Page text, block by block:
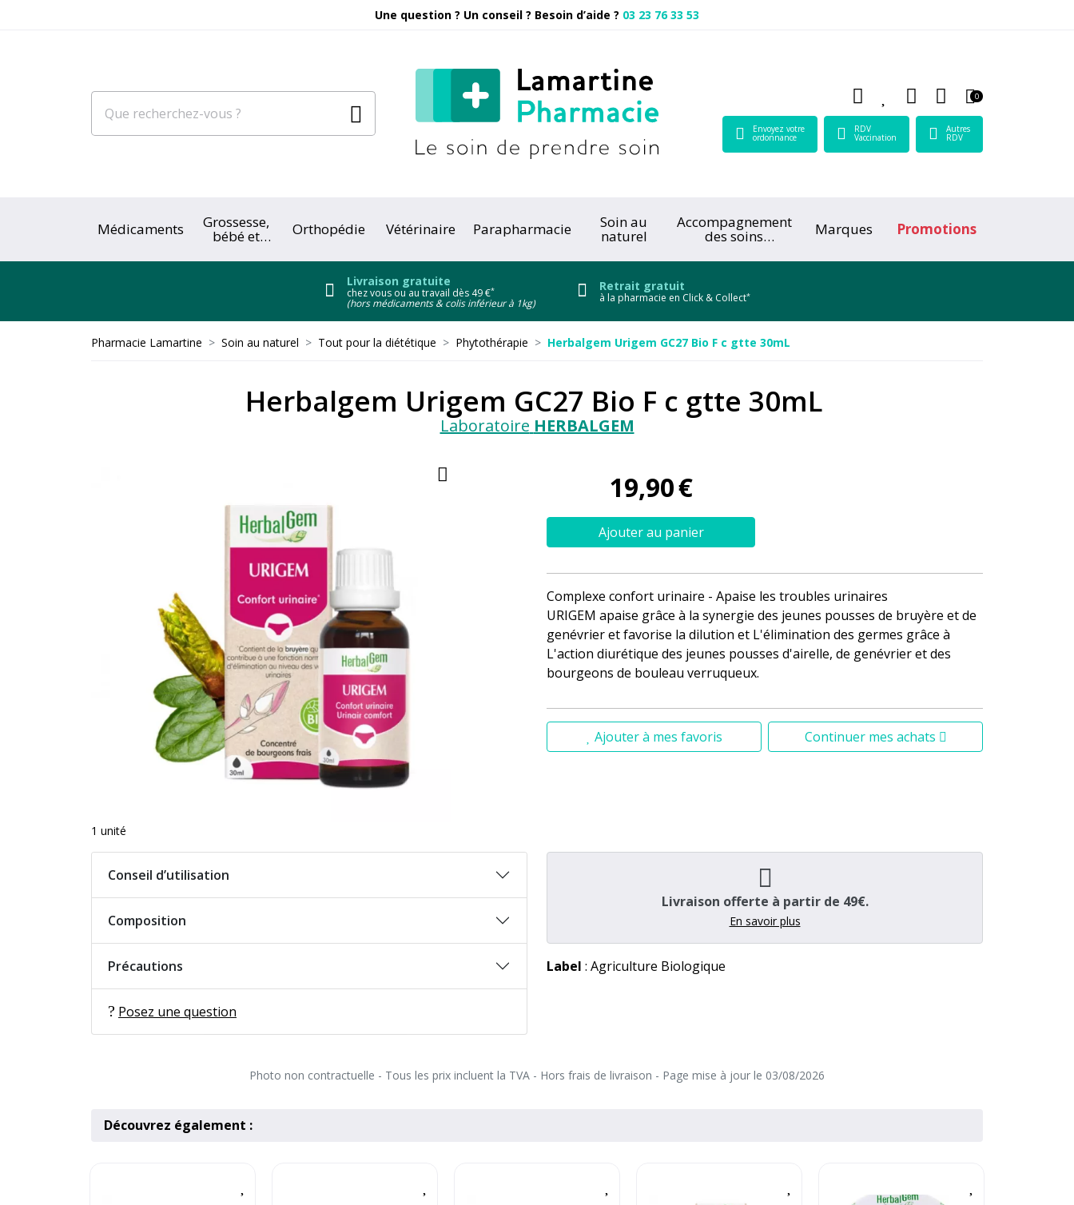
Une question ? Un conseil ? Besoin d’aide ? 03 23 76 33 53
0
Envoyez votre
ordonnance
RDV
Vaccination
Autres
RDV
Médicaments Grossesse,
bébé et Orthopédie Vétérinaire Parapharmacie Soin au
naturel
Accompagnement
des soins Marques Promotions
Livraison gratuite
chez vous ou au travail dès 49 €*
(hors médicaments & colis inférieur à 1kg)
Retrait gratuit
à la pharmacie en Click & Collect*
Pharmacie Lamartine Soin au naturel Tout pour la diététique Phytothérapie Herbalgem Urigem GC27 Bio F c gtte 30mL
Herbalgem Urigem GC27 Bio F c gtte 30mL
Laboratoire HERBALGEM
1 unité
19,90€
Ajouter au panier
Complexe confort urinaire - Apaise les troubles urinaires
URIGEM apaise grâce à la synergie des jeunes pousses de bruyère et de
genévrier et favorise la dilution et L'élimination des germes grâce à
L'action diurétique des jeunes pousses d'airelle, de genévrier et des
bourgeons de bouleau verruqueux.
Ajouter à mes favoris Continuer mes achats
Conseil d’utilisation
Composition
Précautions
Posez une question
Livraison offerte à partir de 49€.
En savoir plus
Label : Agriculture Biologique
Photo non contractuelle - Tous les prix incluent la TVA - Hors frais de livraison - Page mise à jour le 03/08/2026
Découvrez également :